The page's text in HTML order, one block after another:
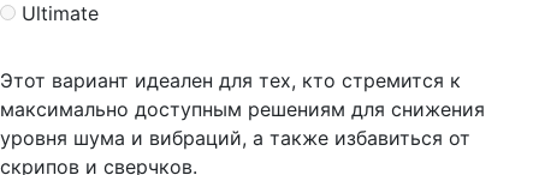
Ultimate
Этот вариант идеален для тех, кто стремится к
максимально доступным решениям для снижения
уровня шума и вибраций, а также избавиться от
скрипов и сверчков.